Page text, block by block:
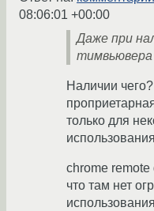
08:06:01 +00:00
Даже при
тимвьювера
Наличии
только для
chrome remote
что там нет